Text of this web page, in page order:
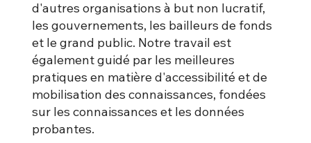
d'autres organisations à but non lucratif,
les gouvernements, les bailleurs de fonds
et le grand public. Notre travail est
également guidé par les meilleures
pratiques en matière d'accessibilité et de
mobilisation des connaissances, fondées
sur les connaissances et les données
probantes.